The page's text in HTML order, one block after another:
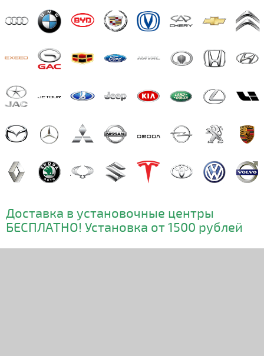
Доставка в установочные центры
БЕСПЛАТНО! Установка от 1500 рублей